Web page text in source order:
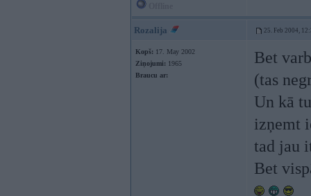
Rozalija 25. Feb 2004,
Kopš: 17. May 2002
Ziņojumi: 1965
Braucu ar:
Bet
(tas
Un kā
izņemt
tad jau
Bet